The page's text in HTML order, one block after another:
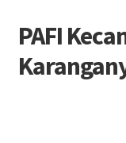
Skip
to
navigation
Skip
to
content
PAFI